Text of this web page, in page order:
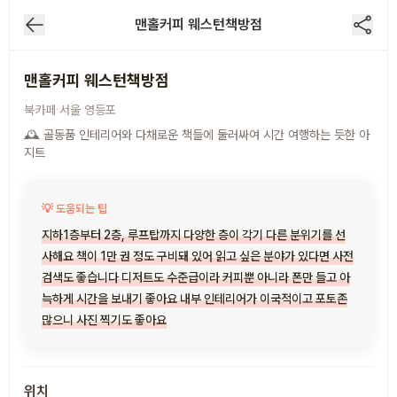
맨홀커피 웨스턴책방점
맨홀커피 웨스턴책방점
북카페·서울 영등포
🕰 골동품 인테리어와 다채로운 책들에 둘러싸여 시간 여행하는 듯한 아
지트
💡 도움되는 팁
지하1층부터 2층, 루프탑까지 다양한 층이 각기 다른 분위기를 선
사해요 책이 1만 권 정도 구비돼 있어 읽고 싶은 분야가 있다면 사전
검색도 좋습니다 디저트도 수준급이라 커피뿐 아니라 폰만 들고 아
늑하게 시간을 보내기 좋아요 내부 인테리어가 이국적이고 포토존
많으니 사진 찍기도 좋아요
위치